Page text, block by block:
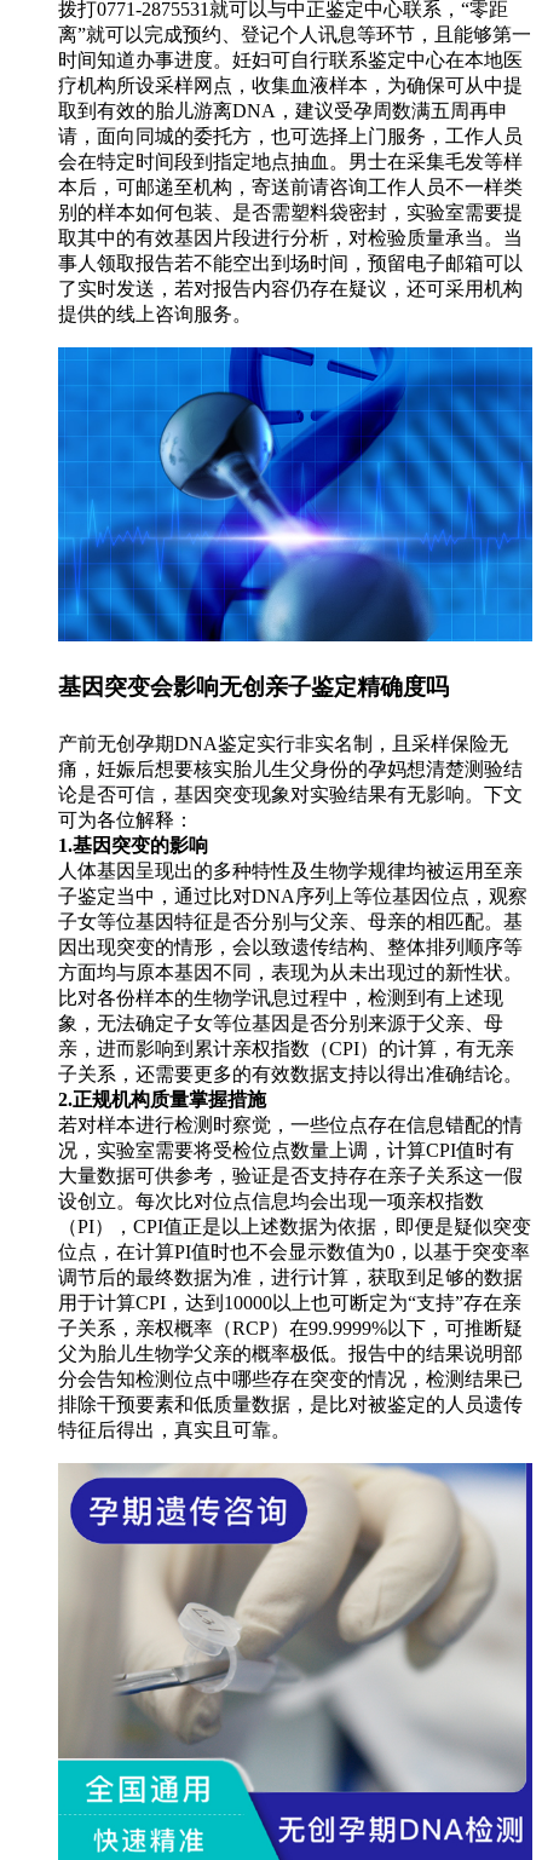
拨打0771-2875531就可以与中正鉴定中心联系，“零距
离”就可以完成预约、登记个人讯息等环节，且能够第一
时间知道办事进度。妊妇可自行联系鉴定中心在本地医
疗机构所设采样网点，收集血液样本，为确保可从中提
取到有效的胎儿游离DNA，建议受孕周数满五周再申
请，面向同城的委托方，也可选择上门服务，工作人员
会在特定时间段到指定地点抽血。男士在采集毛发等样
本后，可邮递至机构，寄送前请咨询工作人员不一样类
别的样本如何包装、是否需塑料袋密封，实验室需要提
取其中的有效基因片段进行分析，对检验质量承当。当
事人领取报告若不能空出到场时间，预留电子邮箱可以
了实时发送，若对报告内容仍存在疑议，还可采用机构
提供的线上咨询服务。
基因突变会影响无创亲子鉴定精确度吗
产前无创孕期DNA鉴定实行非实名制，且采样保险无
痛，妊娠后想要核实胎儿生父身份的孕妈想清楚测验结
论是否可信，基因突变现象对实验结果有无影响。下文
可为各位解释：
1.基因突变的影响
人体基因呈现出的多种特性及生物学规律均被运用至亲
子鉴定当中，通过比对DNA序列上等位基因位点，观察
子女等位基因特征是否分别与父亲、母亲的相匹配。基
因出现突变的情形，会以致遗传结构、整体排列顺序等
方面均与原本基因不同，表现为从未出现过的新性状。
比对各份样本的生物学讯息过程中，检测到有上述现
象，无法确定子女等位基因是否分别来源于父亲、母
亲，进而影响到累计亲权指数（CPI）的计算，有无亲
子关系，还需要更多的有效数据支持以得出准确结论。
2.正规机构质量掌握措施
若对样本进行检测时察觉，一些位点存在信息错配的情
况，实验室需要将受检位点数量上调，计算CPI值时有
大量数据可供参考，验证是否支持存在亲子关系这一假
设创立。每次比对位点信息均会出现一项亲权指数
（PI），CPI值正是以上述数据为依据，即便是疑似突变
位点，在计算PI值时也不会显示数值为0，以基于突变率
调节后的最终数据为准，进行计算，获取到足够的数据
用于计算CPI，达到10000以上也可断定为“支持”存在亲
子关系，亲权概率（RCP）在99.9999%以下，可推断疑
父为胎儿生物学父亲的概率极低。报告中的结果说明部
分会告知检测位点中哪些存在突变的情况，检测结果已
排除干预要素和低质量数据，是比对被鉴定的人员遗传
特征后得出，真实且可靠。